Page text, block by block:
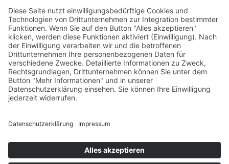
Hersteller
Fehlerliste
Impressum
Datenschutzerklärung